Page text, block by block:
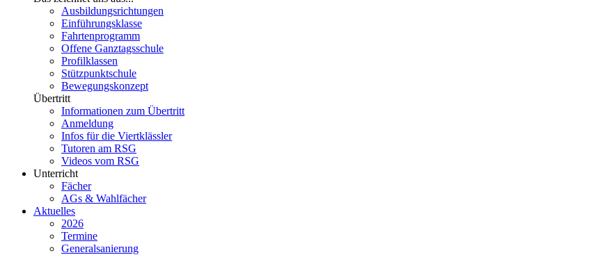
Ausbildungsrichtungen
Einführungsklasse
Fahrtenprogramm
Offene Ganztagsschule
Profilklassen
Stützpunktschule
Bewegungskonzept
Übertritt
Informationen zum Übertritt
Anmeldung
Infos für die Viertklässler
Tutoren am RSG
Videos vom RSG
Unterricht
Fächer
AGs & Wahlfächer
Aktuelles
2026
Termine
Generalsanierung